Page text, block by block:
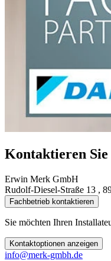
Kontaktieren Sie
Erwin Merk GmbH
Rudolf-Diesel-Straße 13 ,
Fachbetrieb kontaktieren
Sie möchten Ihren
Kontaktoptionen anzeigen
info@merk-gmbh.de